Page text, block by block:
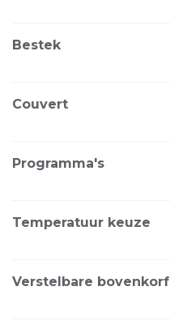
Bestek
Couvert
Programma's
Temperatuur keuze
Verstelbare bovenkorf